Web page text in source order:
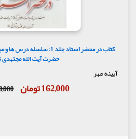
کتاب در محضر استاد جلد 1:
حضرت آیت الله مجتهدی
آیینه مهر
162,000 تومان